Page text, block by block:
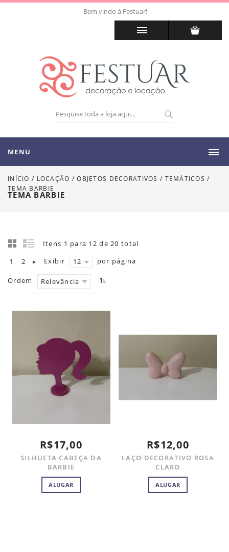
Bem vindo à Festuar!
MENU
INÍCIO / LOCAÇÃO /OBJETOS DECORATIVOS / TEMÁTICOS/
TEMA BARBIE
TEMA BARBIE
Itens 1 para 12 de 20 total
1
2 Exibir 12 por página
Ordem Relevância
R$17,00
SILHUETA CABEÇA DA
BARBIE
ALUGAR
R$12,00
LAÇO DECORATIVO ROSA
CLARO
ALUGAR